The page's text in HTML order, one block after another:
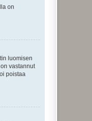
on
luomisen
vastannut
poistaa